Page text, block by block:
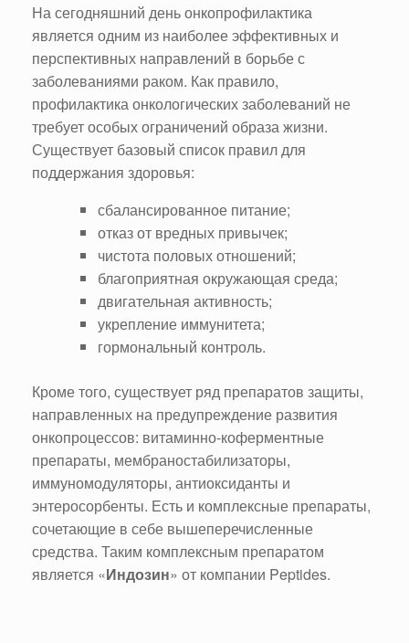
На сегодняшний день онкопрофилактика
является одним из наиболее эффективных и
перспективных направлений в борьбе с
заболеваниями раком. Как правило,
профилактика онкологических заболеваний не
требует особых ограничений образа жизни.
Существует базовый список правил для
поддержания здоровья:
сбалансированное питание;
отказ от вредных привычек;
чистота половых отношений;
благоприятная окружающая среда;
двигательная активность;
укрепление иммунитета;
гормональный контроль.
Кроме того, существует ряд препаратов защиты,
направленных на предупреждение развития
онкопроцессов: витаминно-коферментные
препараты, мембраностабилизаторы,
иммуномодуляторы, антиоксиданты и
энтеросорбенты. Есть и комплексные препараты,
сочетающие в себе вышеперечисленные
средства. Таким комплексным препаратом
является «Индозин» от компании Peptides.